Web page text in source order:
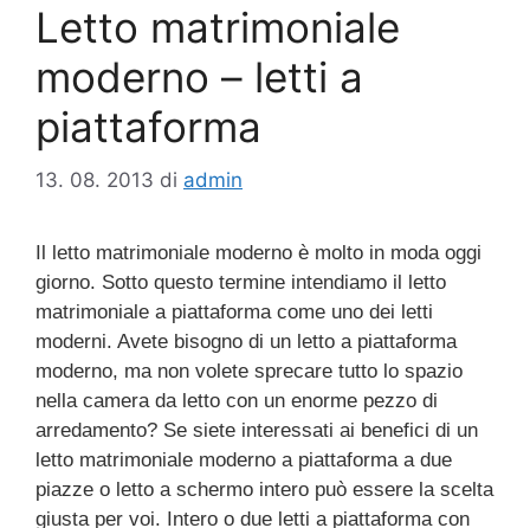
Letto matrimoniale
moderno – letti a
piattaforma
13. 08. 2013 di admin
Il letto matrimoniale moderno è molto in moda oggi
giorno. Sotto questo termine intendiamo il letto
matrimoniale a piattaforma come uno dei letti
moderni. Avete bisogno di un letto a piattaforma
moderno, ma non volete sprecare tutto lo spazio
nella camera da letto con un enorme pezzo di
arredamento? Se siete interessati ai benefici di un
letto matrimoniale moderno a piattaforma a due
piazze o letto a schermo intero può essere la scelta
giusta per voi. Intero o due letti a piattaforma con